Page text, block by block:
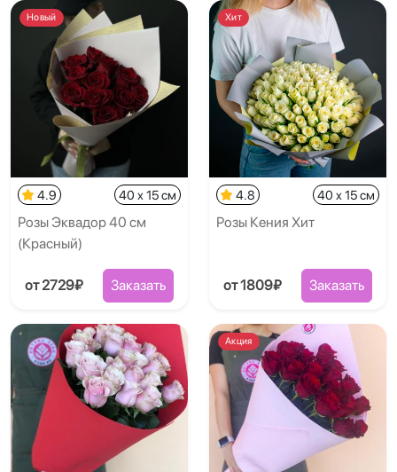
Новый
4.9 40 x 15 см
Розы Эквадор 40 см
(Красный)
от 2729₽ Заказать
Хит
4.8 40 x 15 см
Розы Кения Хит
от 1809₽ Заказать
Акция